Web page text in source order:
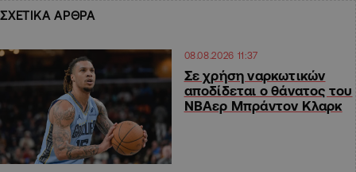
ΣΧΕΤΙΚΑ ΑΡΘΡΑ
08.08.2026 11:37
Σε χρήση ναρκωτικών
αποδίδεται ο θάνατος του
ΝΒΑερ Μπράντον Κλαρκ